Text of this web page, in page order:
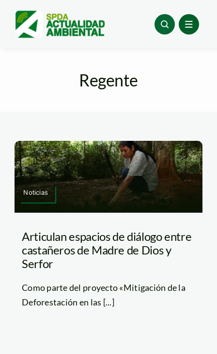
content
Regente
Noticias
Articulan espacios de diálogo entre
castañeros de Madre de Dios y
Serfor
Como parte del proyecto «Mitigación de la
Deforestación en las [...]